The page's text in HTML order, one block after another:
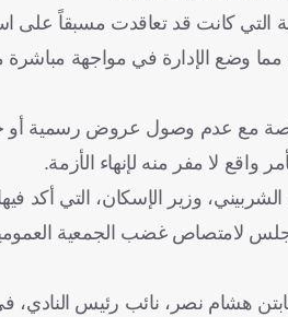
التي كانت قد تعاقدت مسبقاً على
وضع الإدارة في مواجهة مباشرة
مع عدم وصول عروض رسمية أو
واقع لا مفر منه لإنهاء الأزمة.
وزير الإسكان، التي أكد
لامتصاص غضب الجمعية
هشام نصر، نائب رئيس النادي،